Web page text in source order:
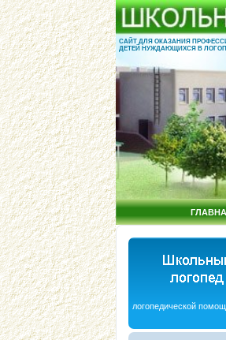
САЙТ ДЛЯ ОКАЗАНИЯ
ДЕТЕЙ НУЖДАЮЩИХСЯ В
логопедической